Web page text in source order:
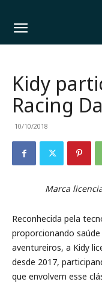
Kidy
Racing
10/10/2018
Marca
Reconhecida pela
proporcionando
aventureiros, a Kidy
desde 2017,
que envolvem esse